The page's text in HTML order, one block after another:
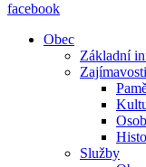
facebook
Obec
Základní
Služby